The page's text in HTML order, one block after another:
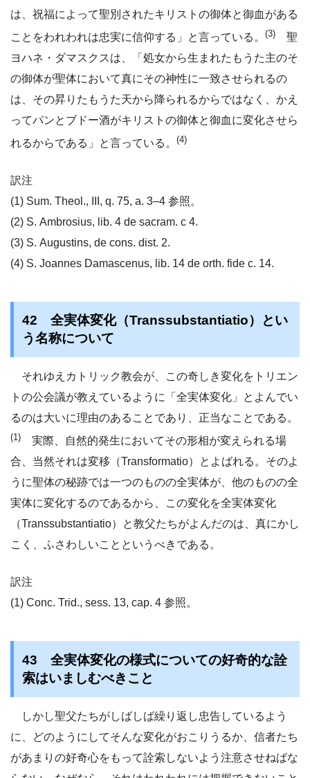
は、祝福によって聖別されたキリストの御体と御血がある
ことをわれわれは忠実に信仰する」と言っている。 (3) 聖
ヨハネ・ダマスクスは、「処女から生まれたもうた主のそ
の御体が聖体において真にその神性に一致させられるの
は、その昇りたもうた天から降られるからではなく、かえ
ってパンとブドー酒がキリストの御体と御血に変化させら
れるからである」と言っている。 (4)
訳注
(1) Sum. Theol., III, q. 75, a. 3–4 参照。
(2) S. Ambrosius, lib. 4 de sacram. c 4.
(3) S. Augustins, de cons. dist. 2.
(4) S. Joannes Damascenus, lib. 14 de orth. fide c. 14.
42 全実体変化（Transsubstantiatio）とい
う名称について
それゆえカトリック教会が、この奇しき変化をトリエン
トの公会議が教えているように「全実体変化」とよんでい
るのは大いに理由のあることであり、正当なことである。
(1) 実際、自然的発生においてその形相が変えられる場
合、当然それは変移（Transformatio）とよばれる。そのよ
うに聖体の秘跡では一つのものの全実体が、他のものの全
実体に変化するのであるから、この変化を全実体変化
（Transsubstantiatio）と教父たちがよんだのは、真にかし
こく、ふさわしいことというべきである。
訳注
(1) Conc. Trid., sess. 13, cap. 4 参照。
43 全実体変化の様式についての好奇的な詮
索はいましむべきこと
しかし聖父たちがしばしば繰り返し忠告しているよう
に、どのようにしてそんな変化がおこりうるか、信者たち
があまりの好奇心をもって詮索しないよう注意させねばな